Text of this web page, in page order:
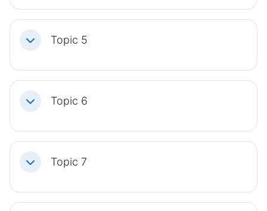
Einklappen
Topic 5
Einklappen
Topic 6
Einklappen
Topic 7